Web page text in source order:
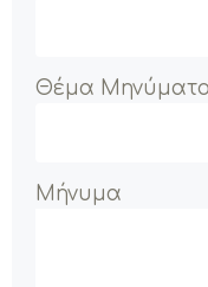
Θέμα
Μήνυμα